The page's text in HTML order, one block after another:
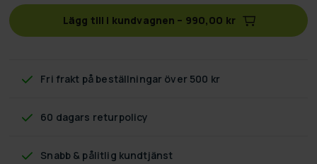
Lägg till i kundvagnen – 990,00 kr
Fri frakt på beställningar över 500 kr
60 dagars returpolicy
Snabb & pålitlig kundtjänst